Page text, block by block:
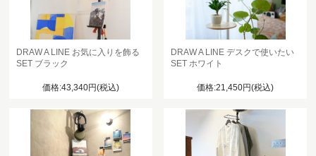
DRAW A LINE お気に入りを飾る
SET ブラック
価格:43,340円(税込)
DRAW A LINE デスクで使いたい
SET ホワイト
価格:21,450円(税込)